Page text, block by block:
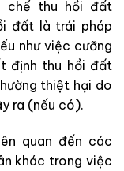
chế thu hồi đất
đất là trái pháp
như việc cưỡng
định thu hồi đất
thiệt hại do
ra (nếu có).
quan đến các
khác trong việc